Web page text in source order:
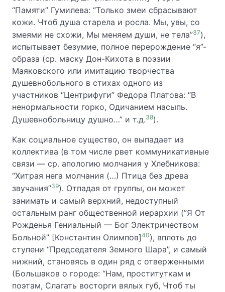
“Памяти” Гумилева: “Только змеи сбрасывают
кожи. Чтоб душа старела и росла. Мы, увы, со
змеями не схожи, Мы меняем души, не тела”37),
испытывает безумие, полное перерождение “я”-
образа (ср. маску Дон-Кихота в поэзии
Маяковского или имитацию творчества
душевнобольного в стихах одного из
участников “Центрифуги” Федора Платова: “В
ненормальности горко, Одичанием насыпь.
Душевнобольницу душно…” и т.д.38).
Как социальное существо, он выпадает из
коллектива (в том числе рвет коммуникативные
связи — ср. апологию молчания у Хлебникова:
“Хитрая нега молчания (…) Птица без древа
звучания”39). Отпадая от группы, он может
занимать и самый верхний, недоступный
остальным ранг общественной иерархии (”Я От
Рожденья Гениальный — Бог Электричеством
Больной” [Константин Олимпов]40), вплоть до
ступени “Председателя Земного Шара”, и самый
нижний, становясь в один ряд с отверженными
(Большаков о городе: “Нам, проституткам и
поэтам, Слагать восторги вялых губ, Чтоб ты